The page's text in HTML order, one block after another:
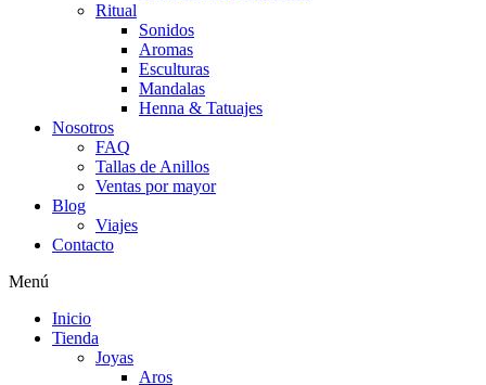
Ritual
Sonidos
Aromas
Esculturas
Mandalas
Henna & Tatuajes
Nosotros
FAQ
Tallas de Anillos
Ventas por mayor
Blog
Viajes
Contacto
Menú
Inicio
Tienda
Joyas
Aros